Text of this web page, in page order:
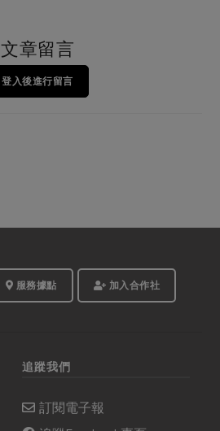
文章留言
登入後進行留言
服務據點 加入合作社
追蹤我們
訂閱電子報